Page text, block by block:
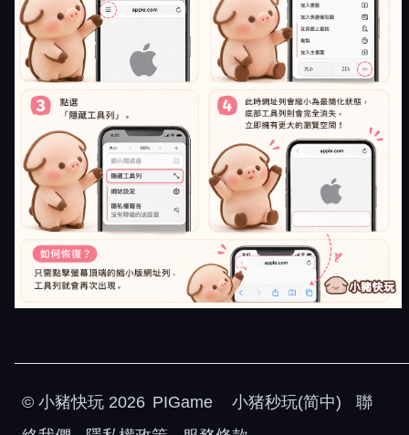
© 小豬快玩 2026 PIGame 小猪秒玩(简中)
聯